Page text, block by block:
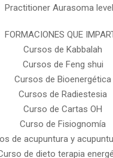
Practitioner Aurasoma
FORMACIONES QUE
Cursos de Kabbalah
Cursos de Feng shui
Cursos de Bioenergética
Cursos de Radiestesia
Curso de Cartas OH
Curso de Fisiognomía
de acupuntura y
de dieto terapia